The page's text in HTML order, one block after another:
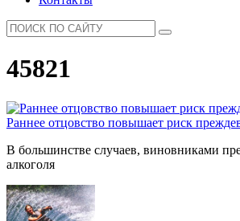
45821
Раннее отцовство повышает риск
В большинстве случаев, виновниками
алкоголя